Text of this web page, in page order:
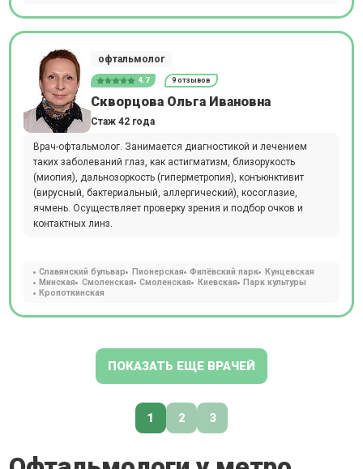
офтальмолог
4.7 9 отзывов
Скворцова Ольга Ивановна
Стаж 42 года
Врач-офтальмолог. Занимается диагностикой и лечением
таких заболеваний глаз, как астигматизм, близорукость
(миопия), дальнозоркость (гиперметропия), конъюнктивит
(вирусный, бактериальный, аллергический), косоглазие,
ячмень. Осуществляет проверку зрения и подбор очков и
контактных линз.
Славянский бульвар Пионерская Филёвский парк
Кунцевская
Минская
Смоленская Смоленская Киевская
Парк культуры
Кропоткинская
ПОКАЗАТЬ ЕЩЕ ВРАЧЕЙ
1 2 3